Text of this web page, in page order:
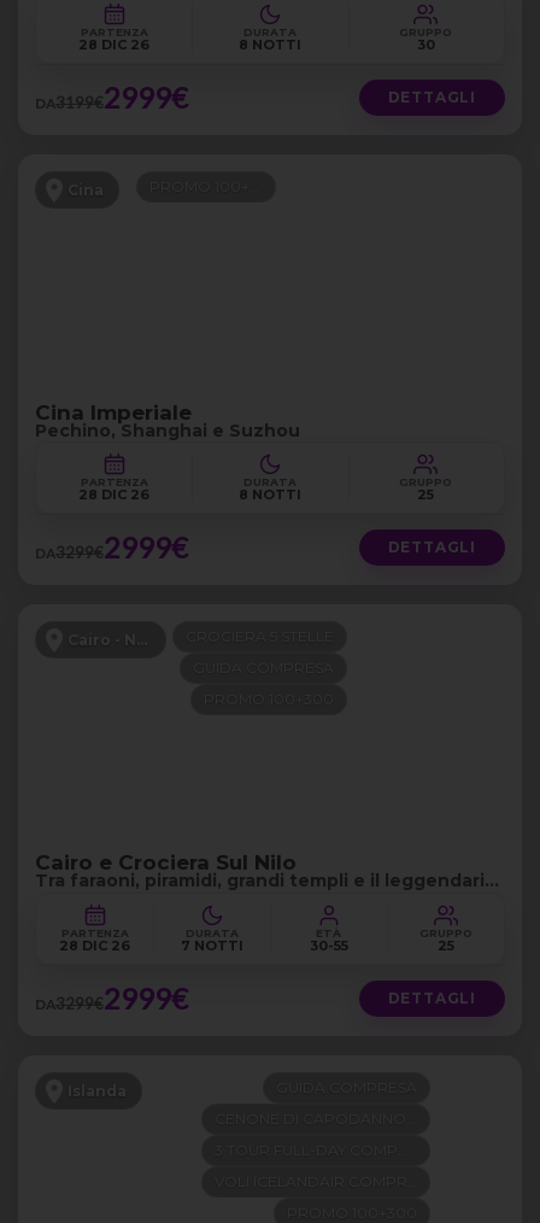
PARTENZA
28 DIC 26
DURATA
8 NOTTI
GRUPPO
30
DA3199€2999€ DETTAGLI
Cina
Cina Imperiale
Pechino, Shanghai e Suzhou
PARTENZA
28 DIC 26
DURATA
8 NOTTI
GRUPPO
25
DA3299€2999€ DETTAGLI
Cairo - Nilo
Cairo e Crociera Sul Nilo
Tra faraoni, piramidi, grandi templi e il leggendario
fiume Nilo
PARTENZA
28 DIC 26
DURATA
7 NOTTI
ETÀ
30-55
GRUPPO
25
DA3299€2999€ DETTAGLI
Islanda